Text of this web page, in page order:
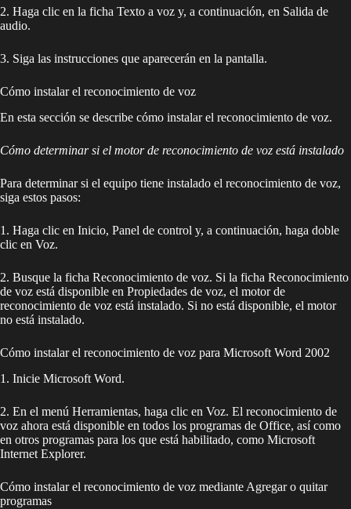
2. Haga clic en la ficha Texto a voz y, a continuación, en Salida de
audio.
3. Siga las instrucciones que aparecerán en la pantalla.
Cómo instalar el reconocimiento de voz
En esta sección se describe cómo instalar el reconocimiento de voz.
Cómo determinar si el motor de reconocimiento de voz está instalado
Para determinar si el equipo tiene instalado el reconocimiento de voz,
siga estos pasos:
1. Haga clic en Inicio, Panel de control y, a continuación, haga doble
clic en Voz.
2. Busque la ficha Reconocimiento de voz. Si la ficha Reconocimiento
de voz está disponible en Propiedades de voz, el motor de
reconocimiento de voz está instalado. Si no está disponible, el motor
no está instalado.
Cómo instalar el reconocimiento de voz para Microsoft Word 2002
1. Inicie Microsoft Word.
2. En el menú Herramientas, haga clic en Voz. El reconocimiento de
voz ahora está disponible en todos los programas de Office, así como
en otros programas para los que está habilitado, como Microsoft
Internet Explorer.
Cómo instalar el reconocimiento de voz mediante Agregar o quitar
programas